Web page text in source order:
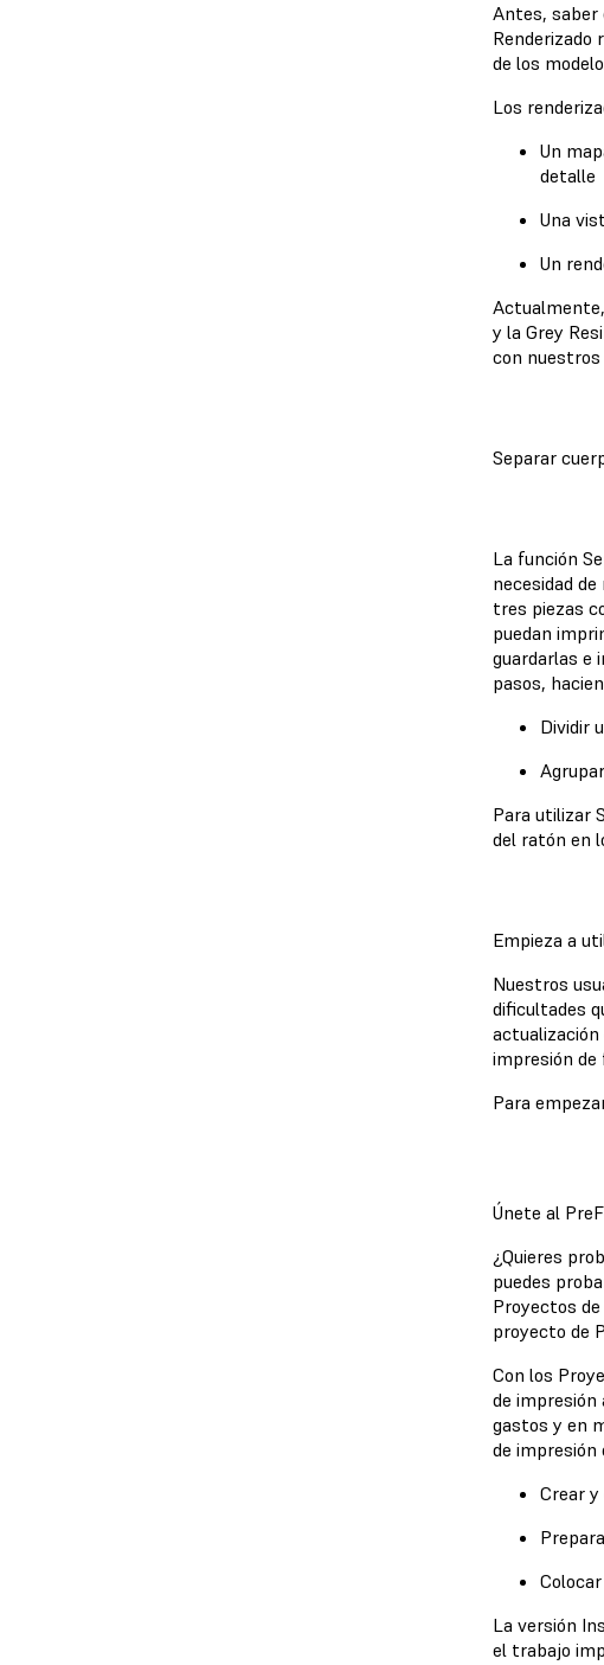
Antes, saber
Renderizado
de los
Los
Un
detalle
Una
Un
Actualmente,
y la Grey
con nuestros
Separar
La función
necesidad
tres piezas
puedan
guardarlas e
pasos,
Dividir
Para utilizar
del ratón en
Empieza a
Nuestros
dificultades
impresión de
Para
Únete al
¿Quieres
puedes
Proyectos
proyecto de
Con los
de impresión
gastos y en
de impresión
Crear
La versión
el trabajo